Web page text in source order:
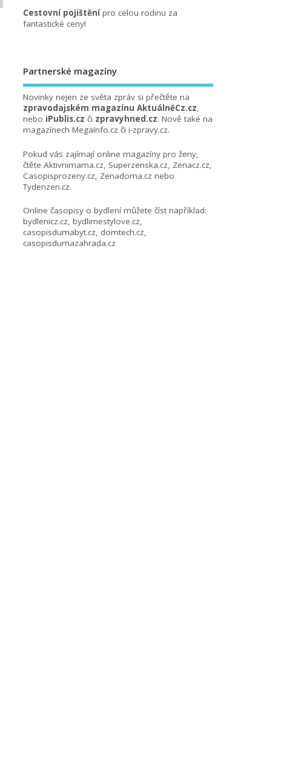
Cestovní pojištěnípro celou rodinu za
fantastické ceny!
Partnerské magazíny
Novinky nejen ze světa zpráv si přečtěte na
zpravodajském magazínu AktuálněCz.cz
nebo iPublis.cz či zpravyhned.cz. Nově také na
magazínechMegaInfo.cz čii-zpravy.cz.
Pokud vás zajímají online magazíny pro ženy,
čtěteAktivnimama.cz Superzenska.cz Zenacz.cz
Casopisprozeny.cz Zenadoma.cz nebo
Tydenzen.cz.
Online časopisy o bydlení můžete číst například:
bydlenicz.cz,bydlimestylove.cz,
casopisdumabyt.cz, domtech.cz,
casopisdumazahrada.cz